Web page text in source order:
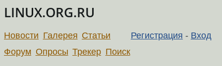
LINUX.ORG.RU
Регистрация - Вход
Новости Галерея Статьи
Форум Опросы Трекер Поиск